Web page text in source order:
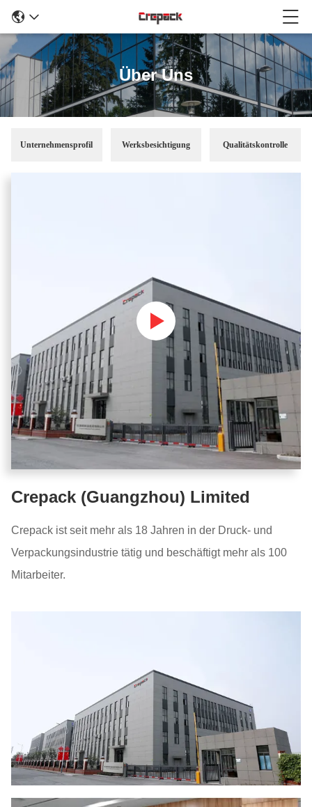
Über Uns
Unternehmensprofil Werksbesichtigung Qualitätskontrolle
Crepack (Guangzhou) Limited
Crepack ist seit mehr als 18 Jahren in der Druck- und
Verpackungsindustrie tätig und beschäftigt mehr als 100
Mitarbeiter.